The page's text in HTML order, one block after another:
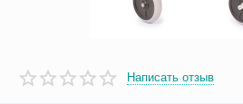
Написать отзыв